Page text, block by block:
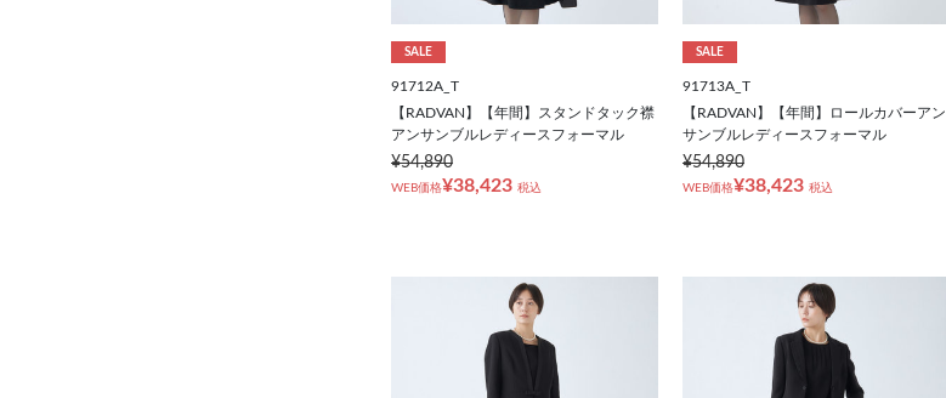
SALE
91712A_T
【RADVAN】【年間】スタンドタック襟
アンサンブルレディースフォーマル
¥54,890
WEB価格¥38,423 税込
SALE
91713A_T
【RADVAN】【年間】ロールカバーアン
サンブルレディースフォーマル
¥54,890
WEB価格¥38,423 税込